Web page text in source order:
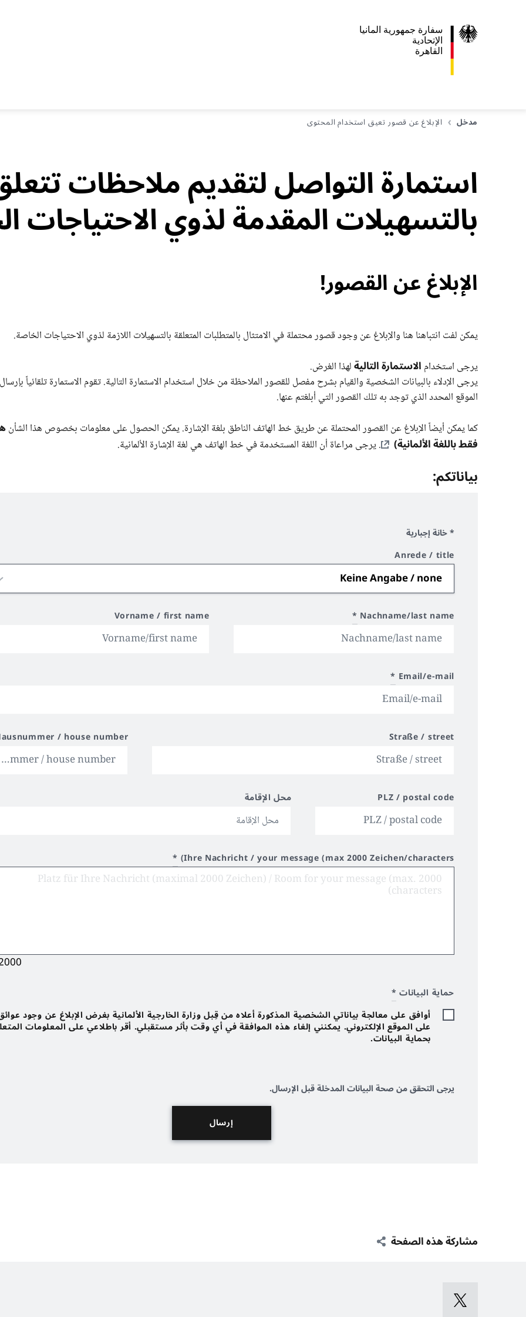
سفارة جمهورية المانيا
اﻹتحادية
القاهرة
مدخل الإبلاغ عن قصور تعيق استخدام المحتوى
استمارة التواصل لتقديم ملاحظات
بالتسهيلات المقدمة لذوي الاحتياجات
الإبلاغ عن القصور!
يمكن لفت انتباهنا هنا والإبلاغ عن وجود قصور محتملة في الامتثال بالمتطلبات المتعلقة بالتسهيلات اللازمة لذوي الاحتياجات الخاصة.
يرجى استخدام الاستمارة التاليةلهذا الغرض.
يرجى الإدلاء بالبيانات الشخصية والقيام بشرح مفصل للقصور الملاحظة من خلال استخدام الاستمارة التالية. تقوم الاستمارة تلقائياً
الموقع المحدد الذي توجد به تلك القصور التي أبلغتم عنها.
كما يمكن أيضاً الإبلاغ عن القصور المحتملة عن طريق خط الهاتف الناطق بلغة الإشارة. يمكن الحصول على معلومات بخصوص هذا الشأن
فقط باللغة الألمانية) . يرجى مراعاة أن اللغة المستخدمة في خط الهاتف هي لغة الإشارة الألمانية.
بياناتكم:
* خانة إجبارية
Anrede / title
Nachname/last name
*
Vorname / first name
Email/e-mail
*
Straße / street
/ house number
PLZ / postal code محل الإقامة
Ihre Nachricht / your message (max 2000 Zeichen/characters)
*
حماية البيانات *
أوافق على معالجة بياناتي الشخصية المذكورة أعلاه من قِبل وزارة الخارجية الألمانية بغرض الإبلاغ عن وجود
على الموقع الإلكتروني. يمكنني إلغاء هذه الموافقة في أي وقت بأثر مستقبلي. أقر باطلاعي على المعلومات
بحماية البيانات.
يرجى التحقق من صحة البيانات المدخلة قبل الإرسال.
مشاركة هذه الصفحة